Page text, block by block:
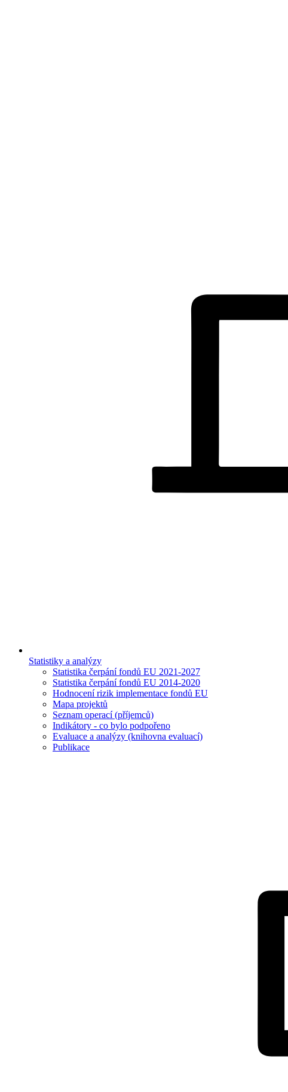
Statistiky a analýzy
Statistika čerpání fondů EU 2021-2027
Statistika čerpání fondů EU 2014-2020
Hodnocení rizik implementace fondů EU
Mapa projektů
Seznam operací (příjemců)
Indikátory - co bylo podpořeno
Evaluace a analýzy (knihovna evaluací)
Publikace